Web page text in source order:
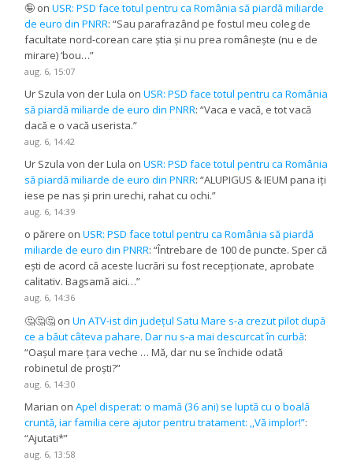
🤪 onUSR: PSD face totul pentru ca România să piardă miliarde
de euro din PNRR: “Sau parafrazând pe fostul meu coleg de
facultate nord-corean care știa și nu prea românește (nu e de
mirare) ‘bou…”
aug. 6, 15:07
Ur Szula von der Lula onUSR: PSD face totul pentru ca România
să piardă miliarde de euro din PNRR: “Vaca e vacă, e tot vacă
dacă e o vacă userista.”
aug. 6, 14:42
Ur Szula von der Lula onUSR: PSD face totul pentru ca România
să piardă miliarde de euro din PNRR: “ALUPIGUS & IEUM pana iți
iese pe nas și prin urechi, rahat cu ochi.”
aug. 6, 14:39
o părere onUSR: PSD face totul pentru ca România să piardă
miliarde de euro din PNRR: “Întrebare de 100 de puncte. Sper că
ești de acord că aceste lucrări su fost recepționate, aprobate
calitativ. Bagsamă aici…”
aug. 6, 14:36
🤔🤔🤔 onUn ATV-ist din județul Satu Mare s-a crezut pilot după
ce a băut câteva pahare. Dar nu s-a mai descurcat în curbă:
“Oașul mare țara veche … Mă, dar nu se închide odată
robinetul de proști?”
aug. 6, 14:30
Marian onApel disperat: o mamă (36 ani) se luptă cu o boală
cruntă, iar familia cere ajutor pentru tratament: ,,Vă implor!”:
“Ajutati*”
aug. 6, 13:58